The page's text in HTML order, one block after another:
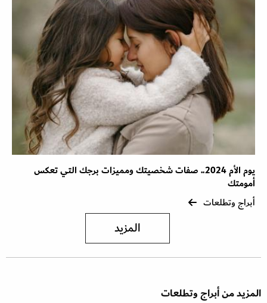
يوم الأم 2024.. صفات شخصيتك ومميزات برجك التي تعكس
أمومتك
أبراج وتطلعات
المزيد
المزيد من أبراج وتطلعات